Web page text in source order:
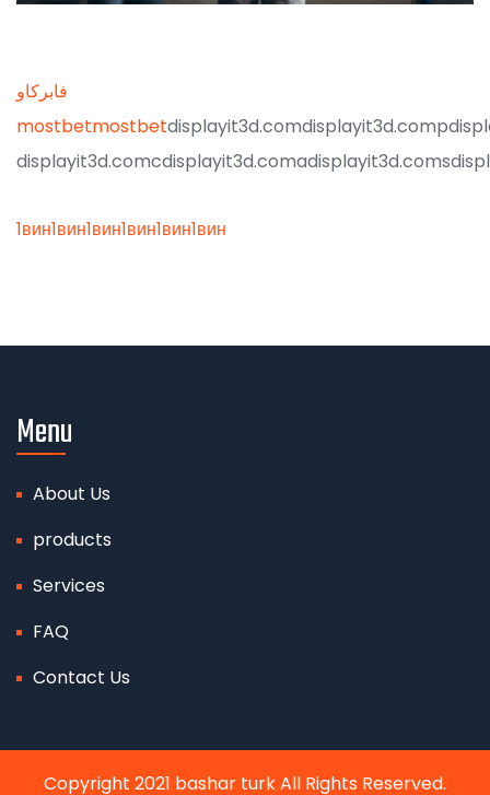
فابركاو
mostbetmostbetdisplayit3d.com
1вин1вин1вин1вин1вин1вин
Menu
About Us
products
Services
FAQ
Contact Us
Copyright 2021 bashar turk All Rights Reserved.